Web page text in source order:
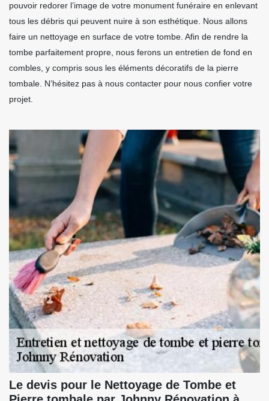
pouvoir redorer l’image de votre monument funéraire en enlevant
tous les débris qui peuvent nuire à son esthétique. Nous allons
faire un nettoyage en surface de votre tombe. Afin de rendre la
tombe parfaitement propre, nous ferons un entretien de fond en
combles, y compris sous les éléments décoratifs de la pierre
tombale. N’hésitez pas à nous contacter pour nous confier votre
projet.
Le devis pour le Nettoyage de Tombe et